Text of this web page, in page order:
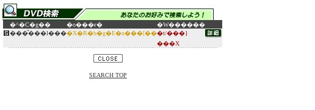
�^�C�g�� �o���ғ�
�W������
���̂���l����X�R�b�g�E�u���[���t/���}
���X
SEARCH TOP